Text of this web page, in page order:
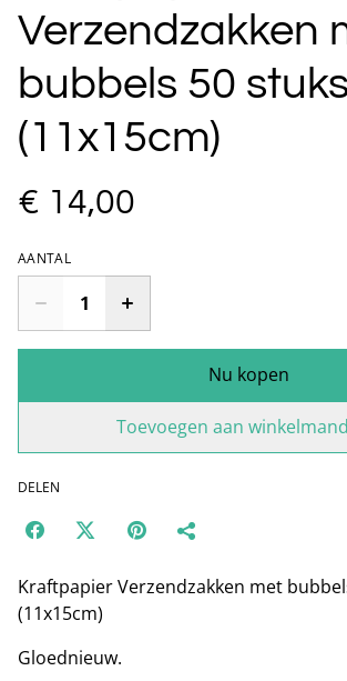
Verzendzakken
bubbels 50 stuks
(11x15cm)
€ 14,00
AANTAL
Nu kopen
Toevoegen aan
DELEN
Kraftpapier Verzendzakken met
(11x15cm)
Gloednieuw.